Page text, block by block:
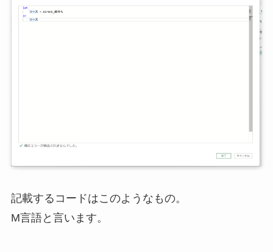
記載するコードはこのようなもの。
M言語と言います。